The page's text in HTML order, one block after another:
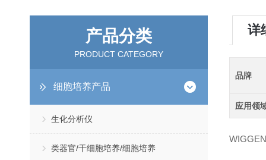
产品分类
PRODUCT CATEGORY
细胞培养产品
生化分析仪
类器官/干细胞培养/细胞培养
详
品牌
应用领